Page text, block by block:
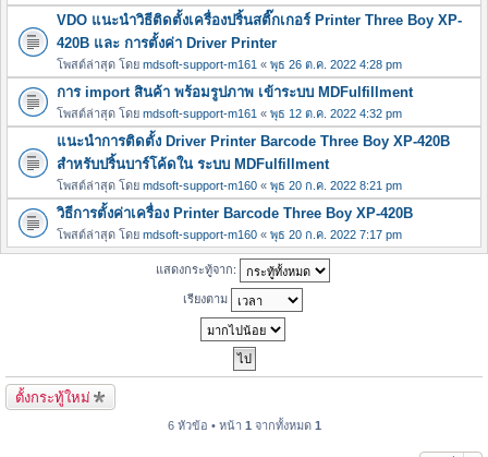
VDO แนะนำวิธีติดตั้งเครื่องปริ้นสติ๊กเกอร์ Printer Three Boy XP-
420B และ การตั้งค่า Driver Printer
โพสต์ล่าสุด โดย mdsoft-support-m161 « พุธ 26 ต.ค. 2022 4:28 pm
การ import สินค้า พร้อมรูปภาพ เข้าระบบ MDFulfillment
โพสต์ล่าสุด โดย mdsoft-support-m161 « พุธ 12 ต.ค. 2022 4:32 pm
แนะนำการติดตั้ง Driver Printer Barcode Three Boy XP-420B
สำหรับปริ้นบาร์โค้ดใน ระบบ MDFulfillment
โพสต์ล่าสุด โดย mdsoft-support-m160 « พุธ 20 ก.ค. 2022 8:21 pm
วิธีการตั้งค่าเครื่อง Printer Barcode Three Boy XP-420B
โพสต์ล่าสุด โดย mdsoft-support-m160 « พุธ 20 ก.ค. 2022 7:17 pm
แสดงกระทู้จาก:
เรียงตาม
ตั้งกระทู้ใหม่
6 หัวข้อ • หน้า 1 จากทั้งหมด 1